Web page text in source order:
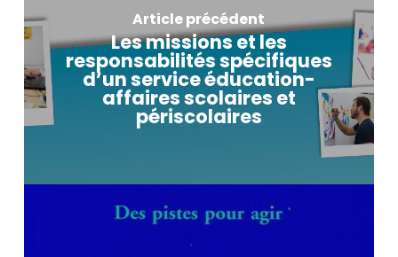
Article précédent
Les missions et les
responsabilités spécifiques
d’un service éducation-
affaires scolaires et
périscolaires